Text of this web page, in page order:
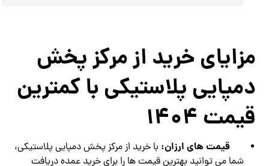
مزایای خرید از مرکز پخش
دمپایی پلاستیکی با کمترین
قیمت 1404
قیمت های ارزان: با خرید از مرکز پخش دمپایی پلاستیکی،
شما می توانید بهترین قیمت ها را برای خرید عمده دریافت